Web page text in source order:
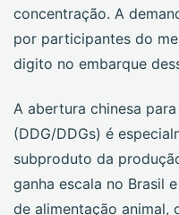
concentração. A
por participantes do
digito no embarque
A abertura chinesa
(DDG/DDGs) é
subproduto da
ganha escala no Brasil
de alimentação animal,